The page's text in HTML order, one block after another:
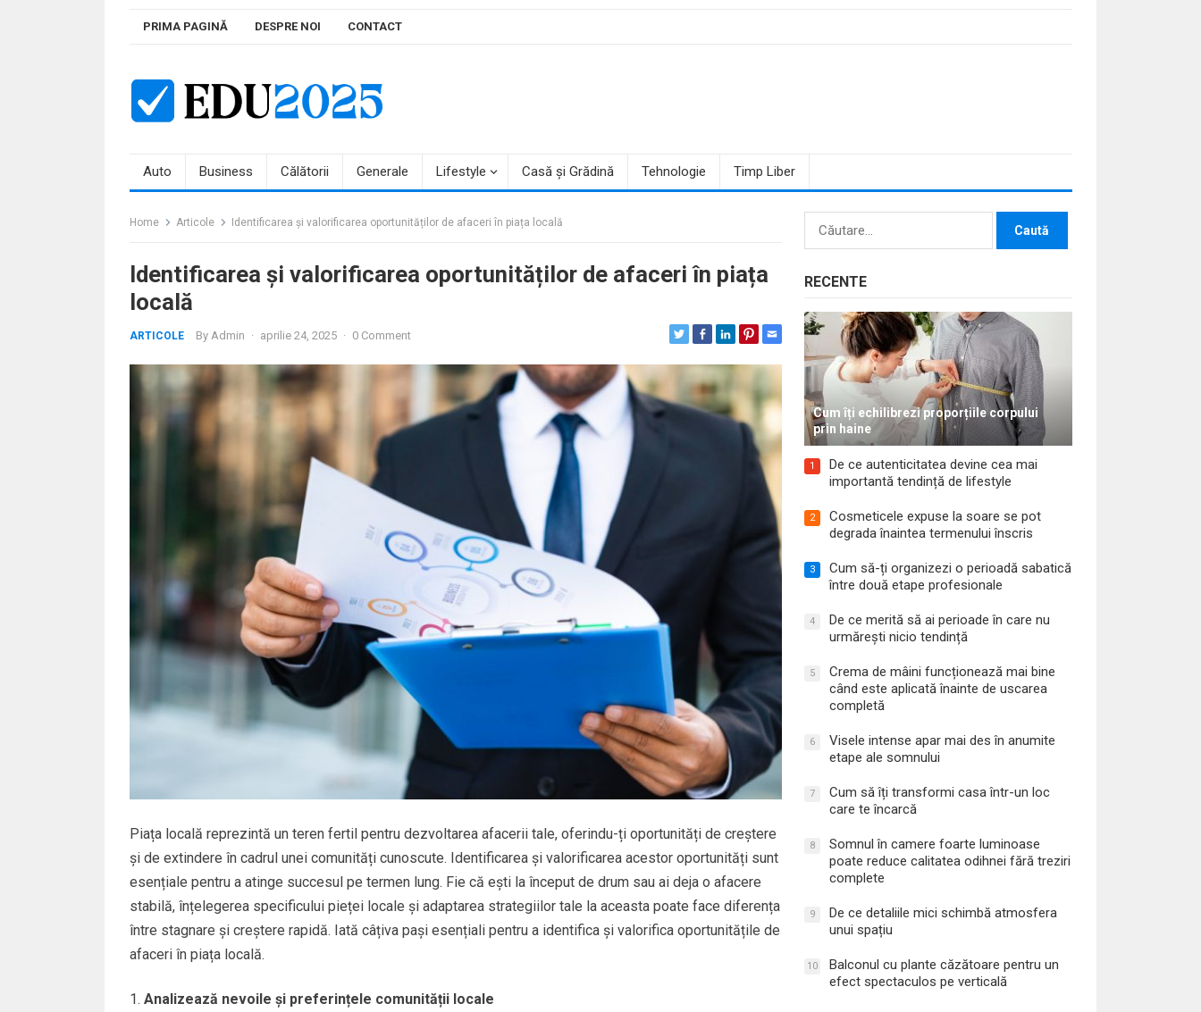
PRIMA PAGINĂ DESPRE NOI CONTACT
Auto Business Călătorii Generale Lifestyle Casă și Grădină Tehnologie Timp Liber
Home Articole Identificarea și valorificarea oportunităților de afaceri în piața locală
Identificarea și valorificarea oportunităților de afaceri în piața
locală
ARTICOLE By Admin · aprilie 24, 2025 · 0 Comment
Piața locală reprezintă un teren fertil pentru dezvoltarea afacerii tale, oferindu-ți oportunități de creștere
și de extindere în cadrul unei comunități cunoscute. Identificarea și valorificarea acestor oportunități sunt
esențiale pentru a atinge succesul pe termen lung. Fie că ești la început de drum sau ai deja o afacere
stabilă, înțelegerea specificului pieței locale și adaptarea strategiilor tale la aceasta poate face diferența
între stagnare și creștere rapidă. Iată câțiva pași esențiali pentru a identifica și valorifica oportunitățile de
afaceri în piața locală.
Analizează nevoile și preferințele comunității locale
Caută
RECENTE
Cum îți echilibrezi proporțiile corpului
prin haine
1
De ce autenticitatea devine cea mai
importantă tendință de lifestyle
2
Cosmeticele expuse la soare se pot
degrada înaintea termenului înscris
3
Cum să-ți organizezi o perioadă sabatică
între două etape profesionale
4
De ce merită să ai perioade în care nu
urmărești nicio tendință
5
Crema de mâini funcționează mai bine
când este aplicată înainte de uscarea
completă
6
Visele intense apar mai des în anumite
etape ale somnului
7
Cum să îți transformi casa într-un loc
care te încarcă
8
Somnul în camere foarte luminoase
poate reduce calitatea odihnei fără treziri
complete
9
De ce detaliile mici schimbă atmosfera
unui spațiu
10
Balconul cu plante căzătoare pentru un
efect spectaculos pe verticală